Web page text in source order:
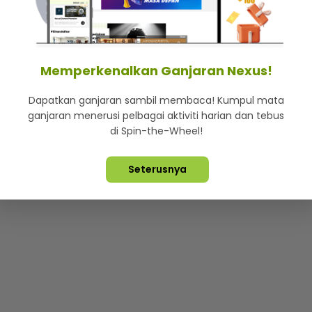
Lebih hot, viral dan sensasi
Terpelihara © 2026. Star Media Group Berhad [197101000523
Memperkenalkan Ganjaran Nexus!
Dapatkan ganjaran sambil membaca! Kumpul mata
ganjaran menerusi pelbagai aktiviti harian dan tebus
di Spin-the-Wheel!
Seterusnya